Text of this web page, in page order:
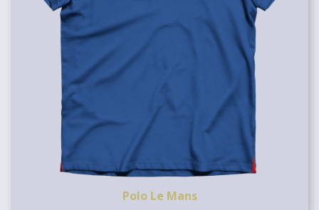
Polo Le Mans